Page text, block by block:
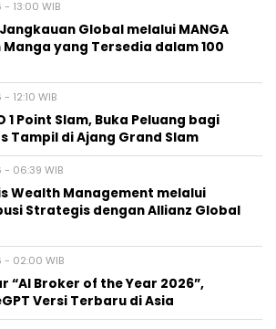
13:00 WIB
Global melalui MANGA
Manga yang Tersedia dalam 100
12:10 WIB
1 Point Slam, Buka Peluang bagi
Tampil di Ajang Grand Slam
06:39 WIB
Wealth Management melalui
Strategis dengan Allianz Global
02:00 WIB
“AI Broker of the Year 2026”,
Versi Terbaru di Asia